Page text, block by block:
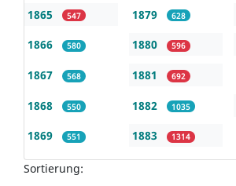
1865 547
1866 580
1867 568
1868 550
1869 551
1879 628
1880 596
1881 692
1882 1035
1883 1314
Sortierung: